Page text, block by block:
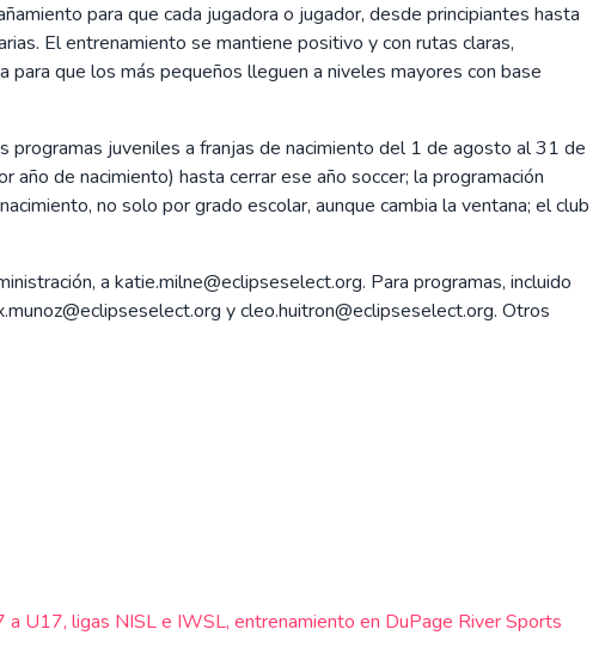
para que cada jugadora o jugador, desde principiantes hasta
El entrenamiento se mantiene positivo y con rutas claras,
que los más pequeños lleguen a niveles mayores con base
juveniles a franjas de nacimiento del 1 de agosto al 31 de
de nacimiento) hasta cerrar ese año soccer; la programación
no solo por grado escolar, aunque cambia la ventana; el club
a katie.milne@eclipseselect.org. Para programas, incluido
y cleo.huitron@eclipseselect.org. Otros
U17, ligas NISL e IWSL, entrenamiento en DuPage River Sports